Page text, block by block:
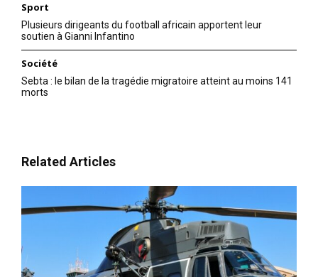
Sport
Plusieurs dirigeants du football africain apportent leur
soutien à Gianni Infantino
Société
Sebta : le bilan de la tragédie migratoire atteint au moins 141
morts
Related Articles